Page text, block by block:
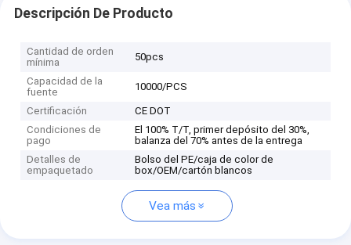
Descripción De Producto
Cantidad de orden
mínima
50pcs
Capacidad de la
fuente
10000/PCS
Certificación
CE DOT
Condiciones de
pago
El 100% T/T, primer depósito del 30%,
balanza del 70% antes de la entrega
Detalles de
empaquetado
Bolso del PE/caja de color de
box/OEM/cartón blancos
Vea más